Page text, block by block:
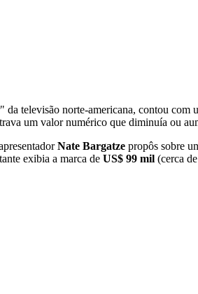
da televisão norte-americana, contou com
um valor numérico que diminuía ou
Nate Bargatze propôs sobre
exibia a marca de US$ 99 mil (cerca